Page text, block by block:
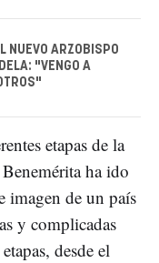
NUEVO ARZOBISPO
"VENGO A
etapas de la
ha ido
imagen de un país
y complicadas
desde el